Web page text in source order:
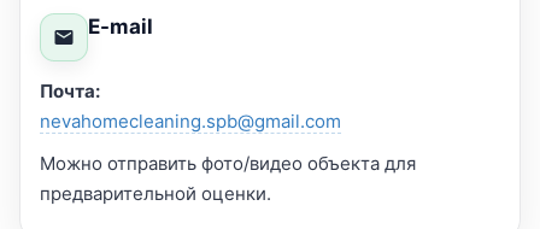
E-mail
Почта:
nevahomecleaning.spb@gmail.com
Можно отправить фото/видео объекта для
предварительной оценки.